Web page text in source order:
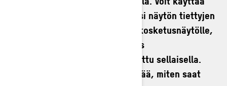
sovellusta, kun heität puhelimesi näytön tiettyjen
Ski-Doo-mallien 7,8" tai 10,25" kosketusnäytölle,
tai itsenäisenä sovelluksena, jos
moottorikelkkaasi ei ole varustettu sellaisella.
Jatka lukemista saadaksesi tietää, miten saat